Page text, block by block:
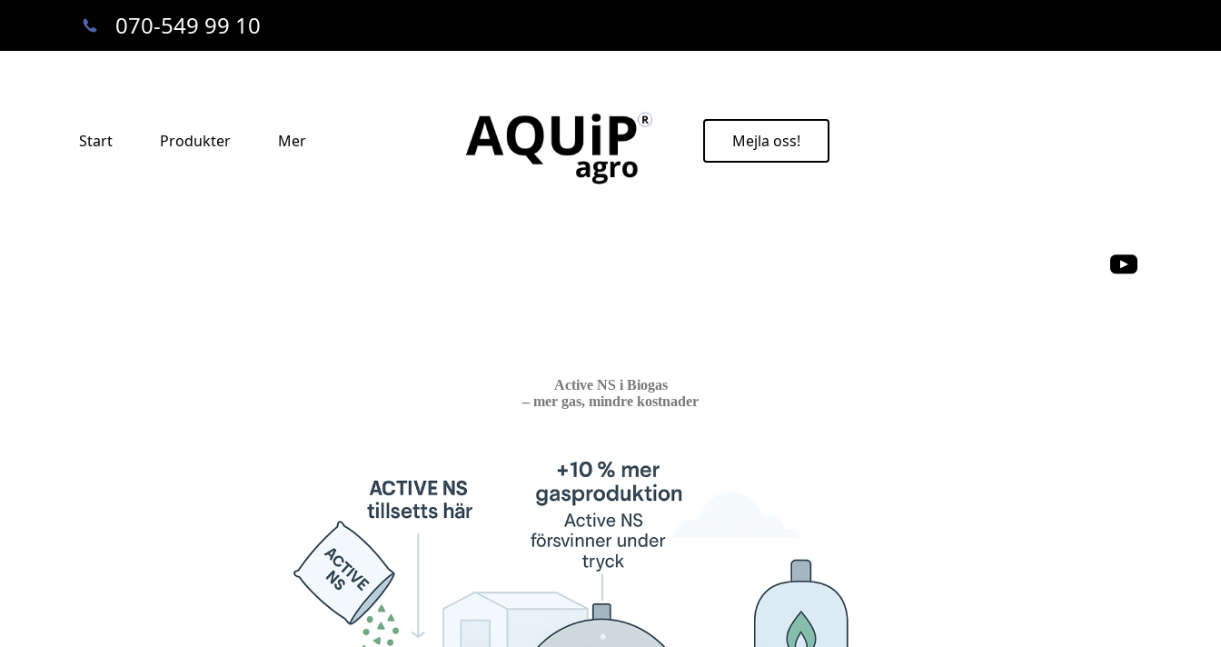
070-549 99 10
Start Produkter Mer Mejla oss!
Active NS i Biogas
– mer gas, mindre kostnader